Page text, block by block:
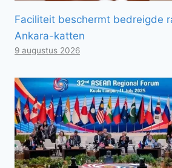
Faciliteit beschermt bedreigde
Ankara-katten
9 augustus 2026